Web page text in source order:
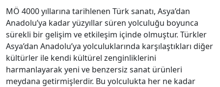
MÖ 4000 yıllarına tarihlenen Türk sanatı, Asya’dan
Anadolu’ya kadar yüzyıllar süren yolculuğu boyunca
sürekli bir gelişim ve etkileşim içinde olmuştur. Türkler
Asya’dan Anadolu’ya yolculuklarında karşılaştıkları diğer
kültürler ile kendi kültürel zenginliklerini
harmanlayarak yeni ve benzersiz sanat ürünleri
meydana getirmişlerdir. Bu yolculukta her ne kadar